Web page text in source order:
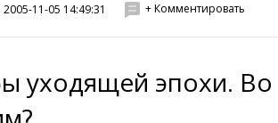
2005-11-05 14:49:31 + Комментировать
уходящей эпохи.